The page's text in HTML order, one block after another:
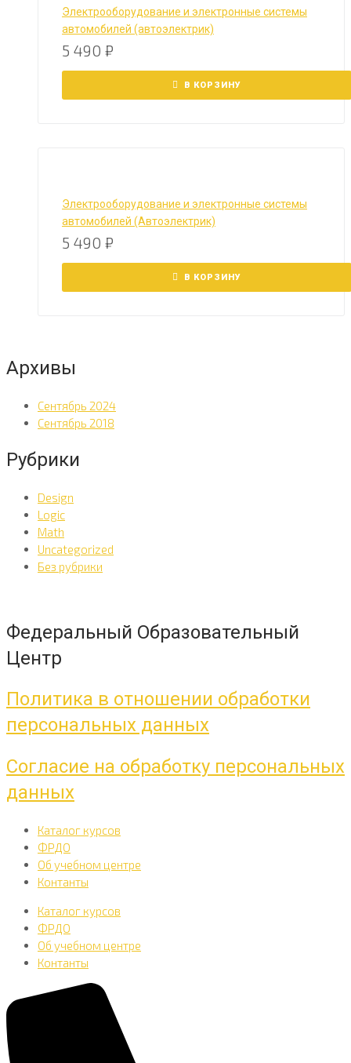
Электрооборудование и электронные системы
автомобилей (автоэлектрик)
5 490 ₽
В КОРЗИНУ
Электрооборудование и электронные системы
автомобилей (Автоэлектрик)
5 490 ₽
В КОРЗИНУ
Архивы
Сентябрь 2024
Сентябрь 2018
Рубрики
Design
Logic
Math
Uncategorized
Без рубрики
Федеральный Образовательный
Центр
Политика в отношении обработки
персональных данных
Согласие на обработку персональных
данных
Каталог курсов
ФРДО
Об учебном центре
Контанты
Каталог курсов
ФРДО
Об учебном центре
Контанты